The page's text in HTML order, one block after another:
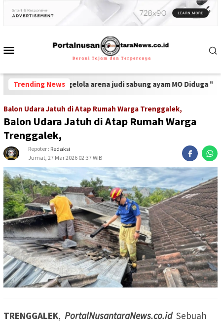
Trending News
Pengelola arena judi sabung ayam MO Diduga "Sawer" Oknum
Balon Udara Jatuh di Atap Rumah Warga Trenggalek,
Balon Udara Jatuh di Atap Rumah Warga
Trenggalek,
Repoter : Redaksi
Jumat, 27 Mar 2026 02:37 WIB
TRENGGALEK, PortalNusantaraNews.co.idSebuah